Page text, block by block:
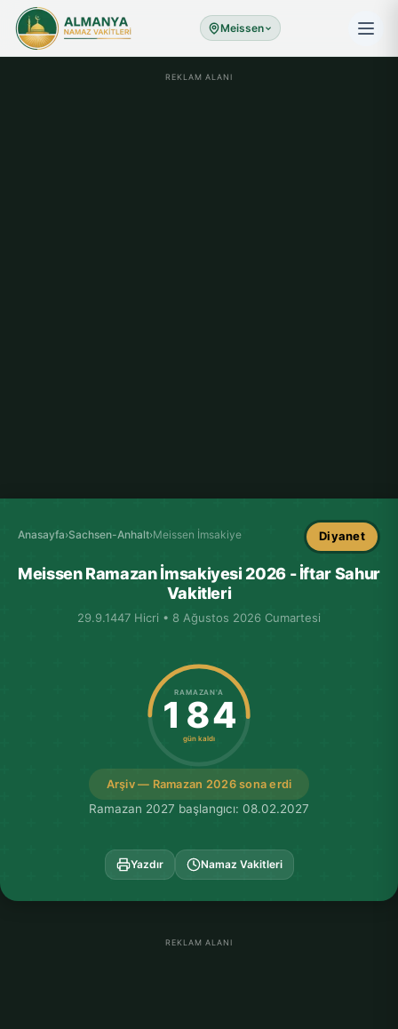
Meissen
REKLAM ALANI
Anasayfa›Sachsen-Anhalt›Meissen İmsakiye Diyanet
Meissen Ramazan İmsakiyesi 2026 - İftar Sahur
Vakitleri
29.9.1447 Hicri • 8 Ağustos 2026 Cumartesi
Arşiv — Ramazan 2026 sona erdi
RAMAZAN'A
184
gün kaldı
Ramazan 2027 başlangıcı: 08.02.2027
Yazdır Namaz Vakitleri
REKLAM ALANI